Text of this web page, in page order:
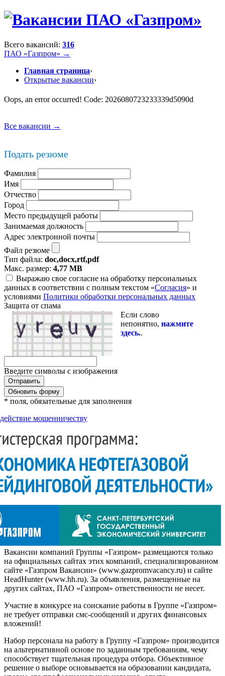
Всего вакансий: 316
ПАО «Газпром» →
Главная страница›
Открытые вакансии›
Oops, an error occurred! Code: 2026080723233339d5090d
Все вакансии →
Подать резюме
Фамилия
Имя
Отчество
Город
Место предыдущей работы
Занимаемая должность
Адрес электронной почты
Файл резюме
Тип файла: doc,docx,rtf,pdf
Макс. размер: 4,77 MB
Выражаю свое согласие на обработку персональных
данных в соответствии с полным текстом «Согласия» и
условиями Политики обработки персональных данных
Защита от спама
Если слово
непонятно, нажмите
здесь..
Введите символы с изображения
Обновить форму
* поля, обязательные для заполнения
мошенничеству
Вакансии компаний Группы «Газпром» размещаются только
на официальных сайтах этих компаний, специализированном
сайте «Газпром Вакансии» (www.gazpromvacancy.ru) и сайте
HeadHunter (www.hh.ru). За объявления, размещенные на
других сайтах, ПАО «Газпром» ответственности не несет.
Участие в конкурсе на соискание работы в Группе «Газпром»
не требует отправки смс-сообщений и других финансовых
вложений!
Набор персонала на работу в Группу «Газпром» производится
на альтернативной основе по заданным требованиям, чему
способствует тщательная процедура отбора. Объективное
решение о выборе основывается на образовании кандидата,